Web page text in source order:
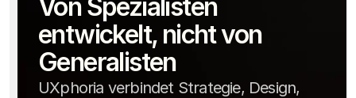
Von Spezialisten
entwickelt, nicht von
Generalisten
UXphoria verbindet Strategie, Design,